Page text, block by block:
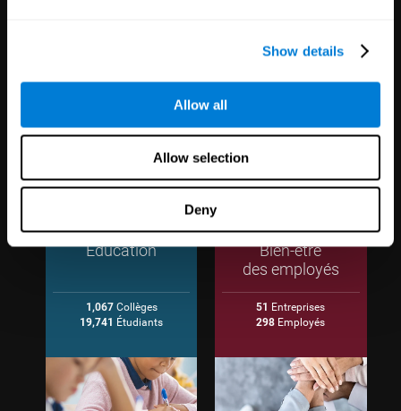
Show details
Allow all
Allow selection
Deny
Éducation
1,067Collèges
19,741 Étudiants
Bien-être
des employés
51 Entreprises
298 Employés